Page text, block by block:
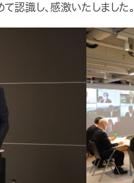
認識し、感激いたしました。